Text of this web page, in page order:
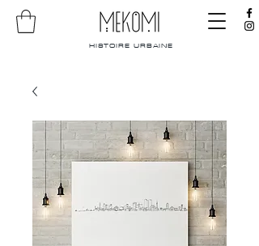
HISTOIRE URBAINE